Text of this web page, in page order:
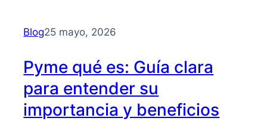
para
PYMES
Blog25 mayo, 2026
Pyme qué es: Guía clara
para entender su
importancia y beneficios